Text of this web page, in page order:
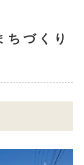
づくり